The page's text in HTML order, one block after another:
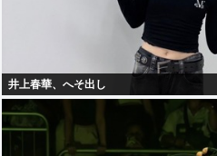
井上春華、へそ出し